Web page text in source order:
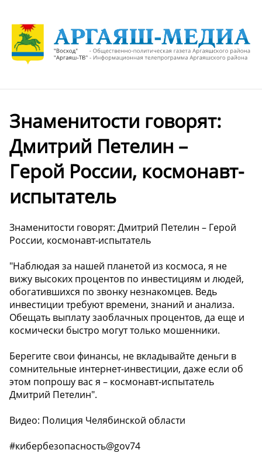
Знаменитости говорят:
Дмитрий Петелин –
Герой России, космонавт-
испытатель
Знаменитости говорят: Дмитрий Петелин – Герой
России, космонавт-испытатель
"Наблюдая за нашей планетой из космоса, я не
вижу высоких процентов по инвестициям и людей,
обогатившихся по звонку незнакомцев. Ведь
инвестиции требуют времени, знаний и анализа.
Обещать выплату заоблачных процентов, да еще и
космически быстро могут только мошенники.
Берегите свои финансы, не вкладывайте деньги в
сомнительные интернет-инвестиции, даже если об
этом попрошу вас я – космонавт-испытатель
Дмитрий Петелин".
Видео: Полиция Челябинской области
#кибербезопасность@gov74